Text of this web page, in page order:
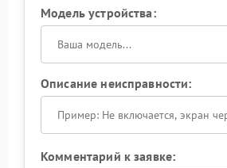
Модель устройства:
Описание неисправности:
Комментарий к заявке: